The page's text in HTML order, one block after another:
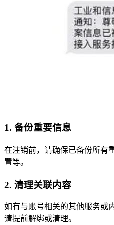
1. 备份重要信息
在注销前，请确保已备份所有
置等。
2. 清理关联内容
如有与账号相关的其他服务或
请提前解绑或清理。